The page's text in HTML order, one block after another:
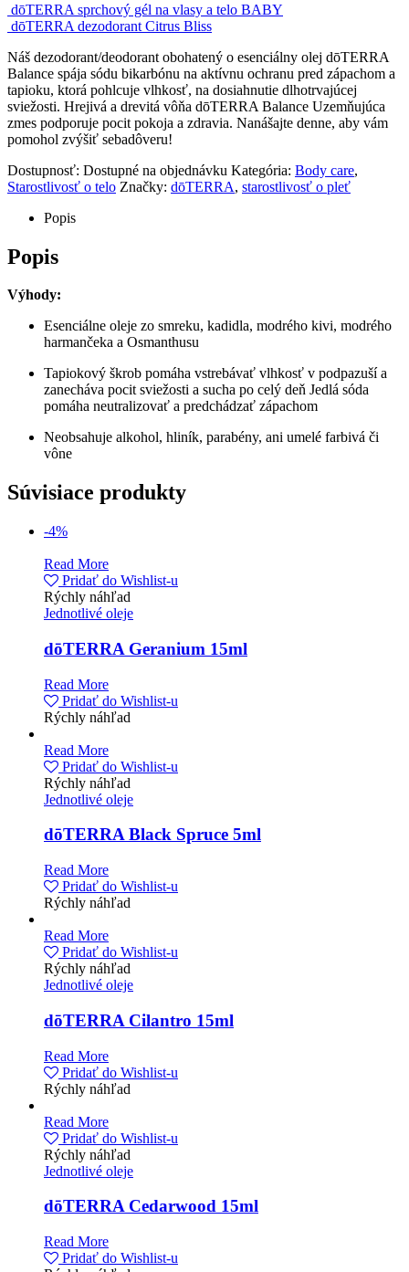
dōTERRA sprchový gél na vlasy a telo BABY
dōTERRA dezodorant Citrus Bliss
Náš dezodorant/deodorant obohatený o esenciálny olej dōTERRA
Balance spája sódu bikarbónu na aktívnu ochranu pred zápachom a
tapioku, ktorá pohlcuje vlhkosť, na dosiahnutie dlhotrvajúcej
sviežosti. Hrejivá a drevitá vôňa dōTERRA Balance Uzemňujúca
zmes podporuje pocit pokoja a zdravia. Nanášajte denne, aby vám
pomohol zvýšiť sebadôveru!
Dostupnosť: Dostupné na objednávku Kategória: Body care,
Starostlivosť o telo Značky: dōTERRA, starostlivosť o pleť
Popis
Popis
Výhody:
Esenciálne oleje zo smreku, kadidla, modrého kivi, modrého
harmančeka a Osmanthusu
Tapiokový škrob pomáha vstrebávať vlhkosť v podpazuší a
zanecháva pocit sviežosti a sucha po celý deň Jedlá sóda
pomáha neutralizovať a predchádzať zápachom
Neobsahuje alkohol, hliník, parabény, ani umelé farbivá či
vône
Súvisiace produkty
-4%
Read More
Pridať do Wishlist-u
Rýchly náhľad
Jednotlivé oleje
dōTERRA Geranium 15ml
Read More
Pridať do Wishlist-u
Rýchly náhľad
Read More
Pridať do Wishlist-u
Rýchly náhľad
Jednotlivé oleje
dōTERRA Black Spruce 5ml
Read More
Pridať do Wishlist-u
Rýchly náhľad
Read More
Pridať do Wishlist-u
Rýchly náhľad
Jednotlivé oleje
dōTERRA Cilantro 15ml
Read More
Pridať do Wishlist-u
Rýchly náhľad
Read More
Pridať do Wishlist-u
Rýchly náhľad
Jednotlivé oleje
dōTERRA Cedarwood 15ml
Read More
Pridať do Wishlist-u